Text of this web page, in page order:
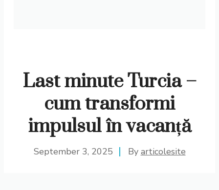
Last minute Turcia –
cum transformi
impulsul în vacanță
September 3, 2025 By articolesite